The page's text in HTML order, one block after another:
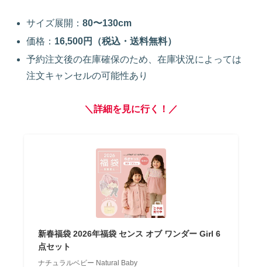
サイズ展開：80〜130cm
価格： 16,500円（税込・送料無料）
予約注文後の在庫確保のため、在庫状況によっては
注文キャンセルの可能性あり
＼詳細を見に行く！／
新春福袋 2026年福袋 センス オブ ワンダー Girl 6
点セット
ナチュラルベビー Natural Baby